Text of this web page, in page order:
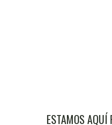
ESTAMOS AQUÍ